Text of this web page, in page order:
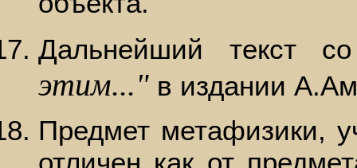
Дальнейший текст
этим..." в издании
Предмет метафизики,